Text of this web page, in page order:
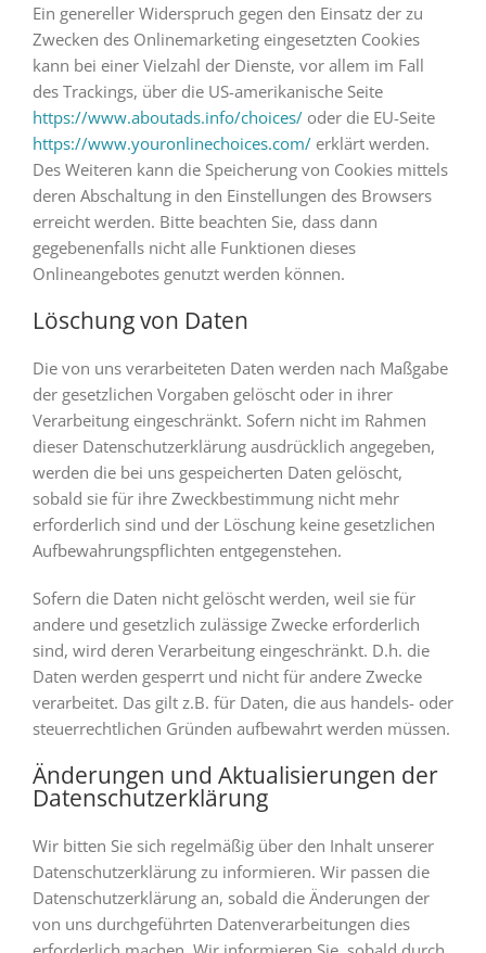
Ein genereller Widerspruch gegen den Einsatz der zu
Zwecken des Onlinemarketing eingesetzten Cookies
kann bei einer Vielzahl der Dienste, vor allem im Fall
des Trackings, über die US-amerikanische Seite
https://www.aboutads.info/choices/ oder die EU-Seite
https://www.youronlinechoices.com/ erklärt werden.
Des Weiteren kann die Speicherung von Cookies mittels
deren Abschaltung in den Einstellungen des Browsers
erreicht werden. Bitte beachten Sie, dass dann
gegebenenfalls nicht alle Funktionen dieses
Onlineangebotes genutzt werden können.
Löschung von Daten
Die von uns verarbeiteten Daten werden nach Maßgabe
der gesetzlichen Vorgaben gelöscht oder in ihrer
Verarbeitung eingeschränkt. Sofern nicht im Rahmen
dieser Datenschutzerklärung ausdrücklich angegeben,
werden die bei uns gespeicherten Daten gelöscht,
sobald sie für ihre Zweckbestimmung nicht mehr
erforderlich sind und der Löschung keine gesetzlichen
Aufbewahrungspflichten entgegenstehen.
Sofern die Daten nicht gelöscht werden, weil sie für
andere und gesetzlich zulässige Zwecke erforderlich
sind, wird deren Verarbeitung eingeschränkt. D.h. die
Daten werden gesperrt und nicht für andere Zwecke
verarbeitet. Das gilt z.B. für Daten, die aus handels- oder
steuerrechtlichen Gründen aufbewahrt werden müssen.
Änderungen und Aktualisierungen der
Datenschutzerklärung
Wir bitten Sie sich regelmäßig über den Inhalt unserer
Datenschutzerklärung zu informieren. Wir passen die
Datenschutzerklärung an, sobald die Änderungen der
von uns durchgeführten Datenverarbeitungen dies